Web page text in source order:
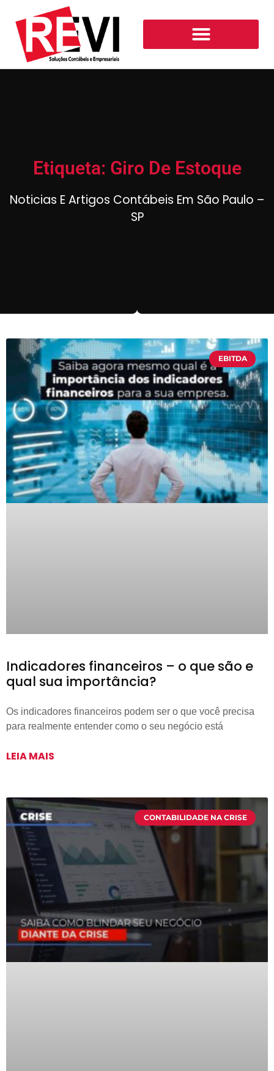
Etiqueta: Giro De Estoque
Noticias E Artigos Contábeis Em São Paulo –
SP
EBITDA
Indicadores financeiros – o que são e
qual sua importância?
Os indicadores financeiros podem ser o que você precisa
para realmente entender como o seu negócio está
LEIA MAIS
CONTABILIDADE NA CRISE